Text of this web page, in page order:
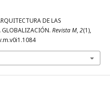
DE LAS
GLOBALIZACIÓN. Revista M,2(1),